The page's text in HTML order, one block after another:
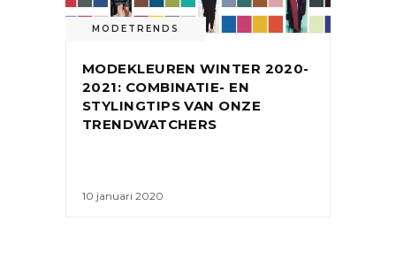
MODETRENDS
MODEKLEUREN WINTER 2020-
2021: COMBINATIE- EN
STYLINGTIPS VAN ONZE
TRENDWATCHERS
10 januari 2020